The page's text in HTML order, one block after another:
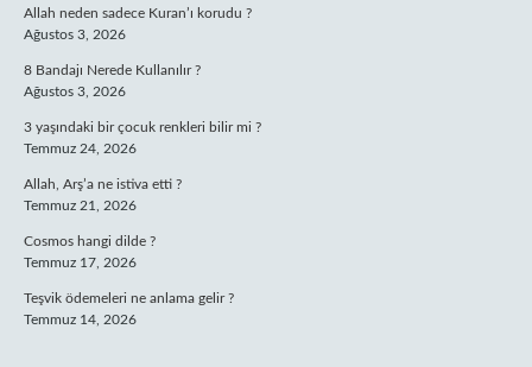
Allah neden sadece Kuran’ı korudu ?
Ağustos 3, 2026
8 Bandajı Nerede Kullanılır ?
Ağustos 3, 2026
3 yaşındaki bir çocuk renkleri bilir mi ?
Temmuz 24, 2026
Allah, Arş’a ne istiva etti ?
Temmuz 21, 2026
Cosmos hangi dilde ?
Temmuz 17, 2026
Teşvik ödemeleri ne anlama gelir ?
Temmuz 14, 2026